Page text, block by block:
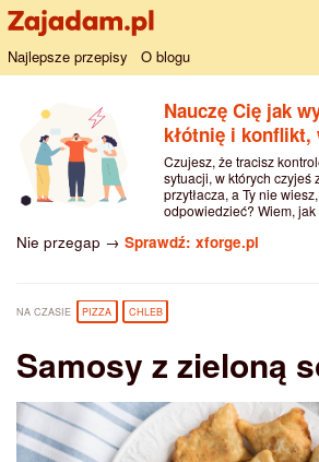
Najlepsze przepisy O blogu
Nauczę Cię jak
kłótnię i konflikt,
Czujesz, że tracisz
sytuacji, w których czyjeś
przytłacza, a Ty nie
odpowiedzieć? Wiem, jak
Nie przegap → Sprawdź: xforge.pl
NA CZASIE PIZZA CHLEB
Samosy z zieloną